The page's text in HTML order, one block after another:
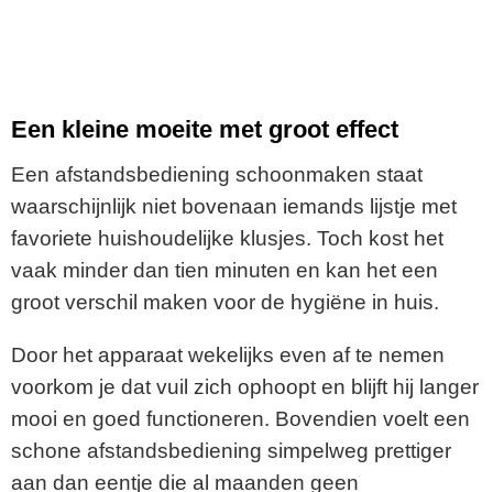
Een kleine moeite met groot effect
Een afstandsbediening schoonmaken staat
waarschijnlijk niet bovenaan iemands lijstje met
favoriete huishoudelijke klusjes. Toch kost het
vaak minder dan tien minuten en kan het een
groot verschil maken voor de hygiëne in huis.
Door het apparaat wekelijks even af te nemen
voorkom je dat vuil zich ophoopt en blijft hij langer
mooi en goed functioneren. Bovendien voelt een
schone afstandsbediening simpelweg prettiger
aan dan eentje die al maanden geen